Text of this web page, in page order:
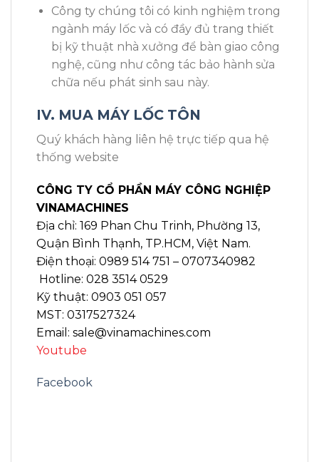
Công ty chúng tôi có kinh nghiệm trong
ngành máy lốc và có đầy đủ trang thiết
bị kỹ thuật nhà xưởng để bàn giao công
nghệ, cũng như công tác bảo hành sửa
chữa nếu phát sinh sau này.
IV. MUA MÁY LỐC TÔN
Quý khách hàng liên hệ trực tiếp qua hệ
thống website
CÔNG TY CỔ PHẦN MÁY CÔNG NGHIỆP
VINAMACHINES
Địa chỉ: 169 Phan Chu Trinh, Phường 13,
Quận Bình Thạnh, TP.HCM, Việt Nam.
Điện thoại: 0989 514 751 – 0707340982
Hotline: 028 3514 0529
Kỹ thuật: 0903 051 057
MST: 0317527324
Email: sale@vinamachines.com
Youtube
Facebook